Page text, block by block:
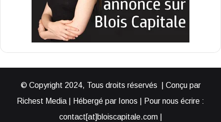
© Copyright 2024, Tous droits réservés | Conçu par
Richest Media | Hébergé par Ionos | Pour nous écrire :
contact[at]bloiscapitale.com |